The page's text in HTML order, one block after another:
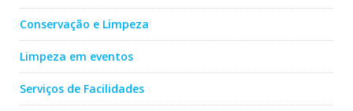
Conservação e Limpeza
Limpeza em eventos
Serviços de Facilidades